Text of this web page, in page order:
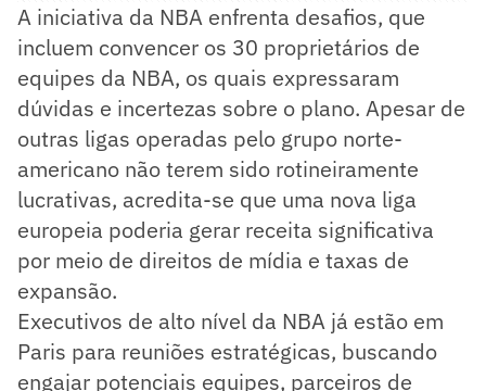
A iniciativa da NBA enfrenta desafios, que
incluem convencer os 30 proprietários de
equipes da NBA, os quais expressaram
dúvidas e incertezas sobre o plano. Apesar de
outras ligas operadas pelo grupo norte-
americano não terem sido rotineiramente
lucrativas, acredita-se que uma nova liga
europeia poderia gerar receita significativa
por meio de direitos de mídia e taxas de
expansão.
Executivos de alto nível da NBA já estão em
Paris para reuniões estratégicas, buscando
engajar potenciais equipes, parceiros de